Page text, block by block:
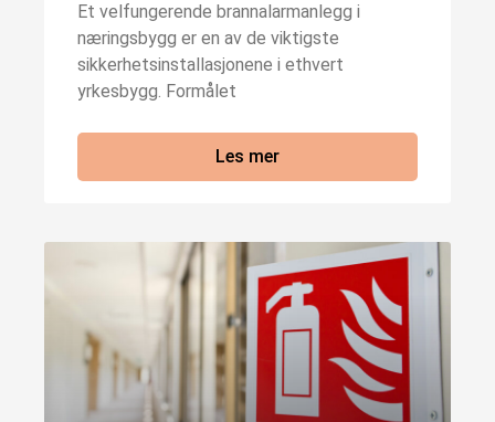
Et velfungerende brannalarmanlegg i
næringsbygg er en av de viktigste
sikkerhetsinstallasjonene i ethvert
yrkesbygg. Formålet
Les mer